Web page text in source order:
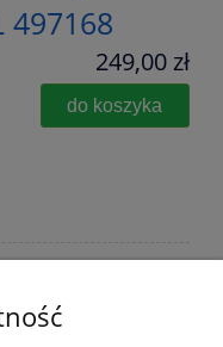
497168
249,00 zł
do koszyka